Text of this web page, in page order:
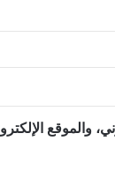
والموقع